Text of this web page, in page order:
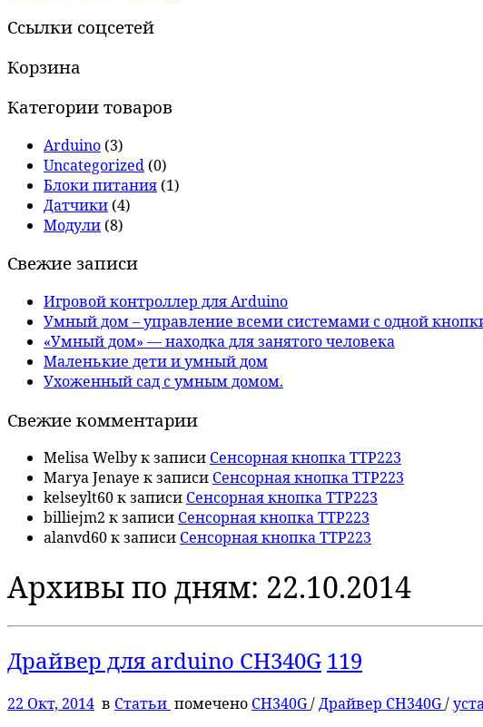
Ссылки соцсетей
Корзина
Категории товаров
Arduino (3)
Uncategorized (0)
Блоки питания (1)
Датчики (4)
Модули (8)
Свежие записи
Игровой контроллер для Arduino
Умный дом – управление всеми системами с одной
«Умный дом» — находка для занятого человека
Маленькие дети и умный дом
Ухоженный сад с умным домом.
Свежие комментарии
Melisa Welbyк записи Сенсорная кнопка TTP223
Marya Jenaye к записи Сенсорная кнопка TTP223
kelseylt60к записи Сенсорная кнопка TTP223
billiejm2 к записи Сенсорная кнопка TTP223
alanvd60к записи Сенсорная кнопка TTP223
Архивы по дням: 22.10.2014
Драйвер для arduino CH340G 119
22 Окт, 2014 в Статьи помечено CH340G/Драйвер CH340G/